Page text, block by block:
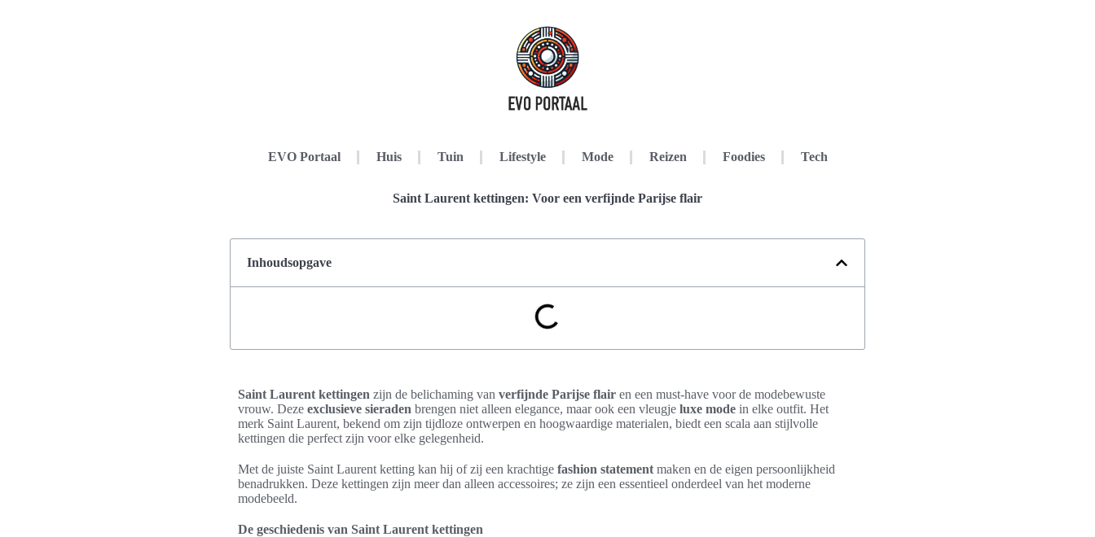
EVO Portaal Huis Tuin Lifestyle Mode Reizen Foodies Tech
Saint Laurent kettingen: Voor een verfijnde Parijse flair
Inhoudsopgave
Saint Laurent kettingen zijn de belichaming van verfijnde Parijse flair en een must-have voor de modebewuste
vrouw. Deze exclusieve sieraden brengen niet alleen elegance, maar ook een vleugje luxe mode in elke outfit. Het
merk Saint Laurent, bekend om zijn tijdloze ontwerpen en hoogwaardige materialen, biedt een scala aan stijlvolle
kettingen die perfect zijn voor elke gelegenheid.
Met de juiste Saint Laurent ketting kan hij of zij een krachtige fashion statement maken en de eigen persoonlijkheid
benadrukken. Deze kettingen zijn meer dan alleen accessoires; ze zijn een essentieel onderdeel van het moderne
modebeeld.
De geschiedenis van Saint Laurent kettingen